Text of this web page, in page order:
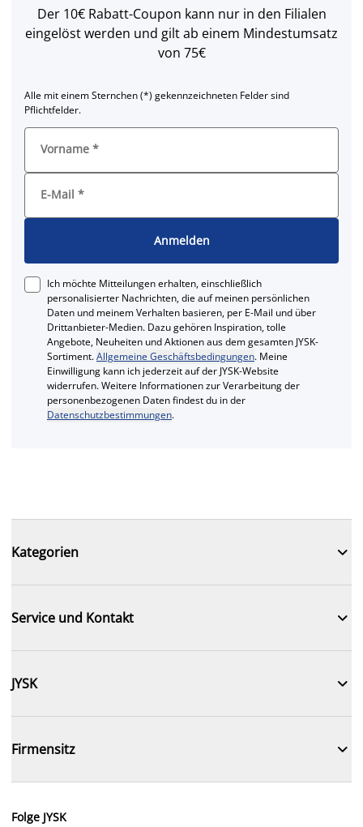
Der 10€ Rabatt-Coupon kann nur in den Filialen
eingelöst werden und gilt ab einem Mindestumsatz
von 75€
Alle mit einem Sternchen (*) gekennzeichneten Felder sind
Pflichtfelder.
Vorname *
E-Mail *
Anmelden
Ich möchte Mitteilungen erhalten, einschließlich
personalisierter Nachrichten, die auf meinen persönlichen
Daten und meinem Verhalten basieren, per E-Mail und über
Drittanbieter-Medien. Dazu gehören Inspiration, tolle
Angebote, Neuheiten und Aktionen aus dem gesamten JYSK-
Sortiment.Allgemeine Geschäftsbedingungen. Meine
Einwilligung kann ich jederzeit auf der JYSK-Website
widerrufen. Weitere Informationen zur Verarbeitung der
personenbezogenen Daten findest du in der
Datenschutzbestimmungen.
Kategorien 
Service und Kontakt 
JYSK 
Firmensitz 
Folge JYSK